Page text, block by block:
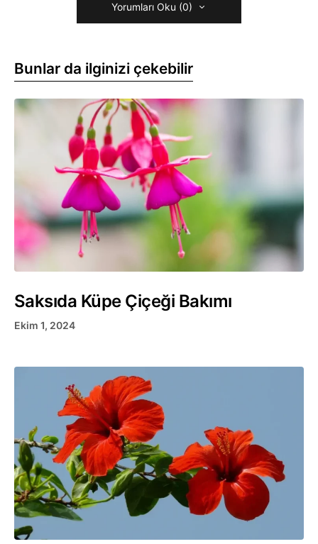
Yorumları Oku (0)
Bunlar da ilginizi çekebilir
Saksıda Küpe Çiçeği Bakımı
Ekim 1, 2024